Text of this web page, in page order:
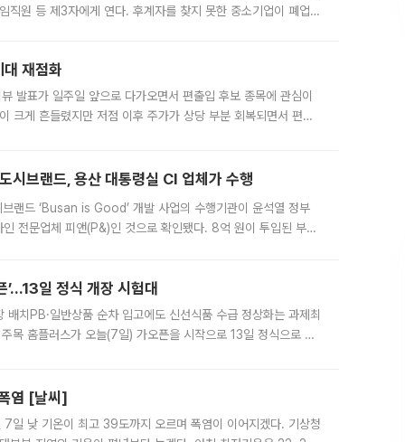
직원 등 제3자에게 연다. 후계자를 찾지 못한 중소기업이 폐업
재점화
발표가 일주일 앞으로 다가오면서 편출입 후보 종목에 관심이
크게 흔들렸지만 저점 이후 주가가 상당 부분 회복되면서 편입
브랜드, 용산 대통령실 CI 업체가 수행
랜드 ‘Busan is Good’ 개발 사업의 수행기관이 윤석열 정부
전문업체 피앤(P&)인 것으로 확인됐다. 8억 원이 투입된 부산
일 정식 개장 시험대
치PB·일반상품 순차 입고에도 신선식품 수급 정상화는 과제최
목 홈플러스가 오늘(7일) 가오픈을 시작으로 13일 정식으로 재
염 [날씨]
7일 낮 기온이 최고 39도까지 오르며 폭염이 이어지겠다. 기상청